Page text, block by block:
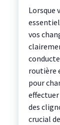
Lorsque
vos
routière
pour
des
crucial